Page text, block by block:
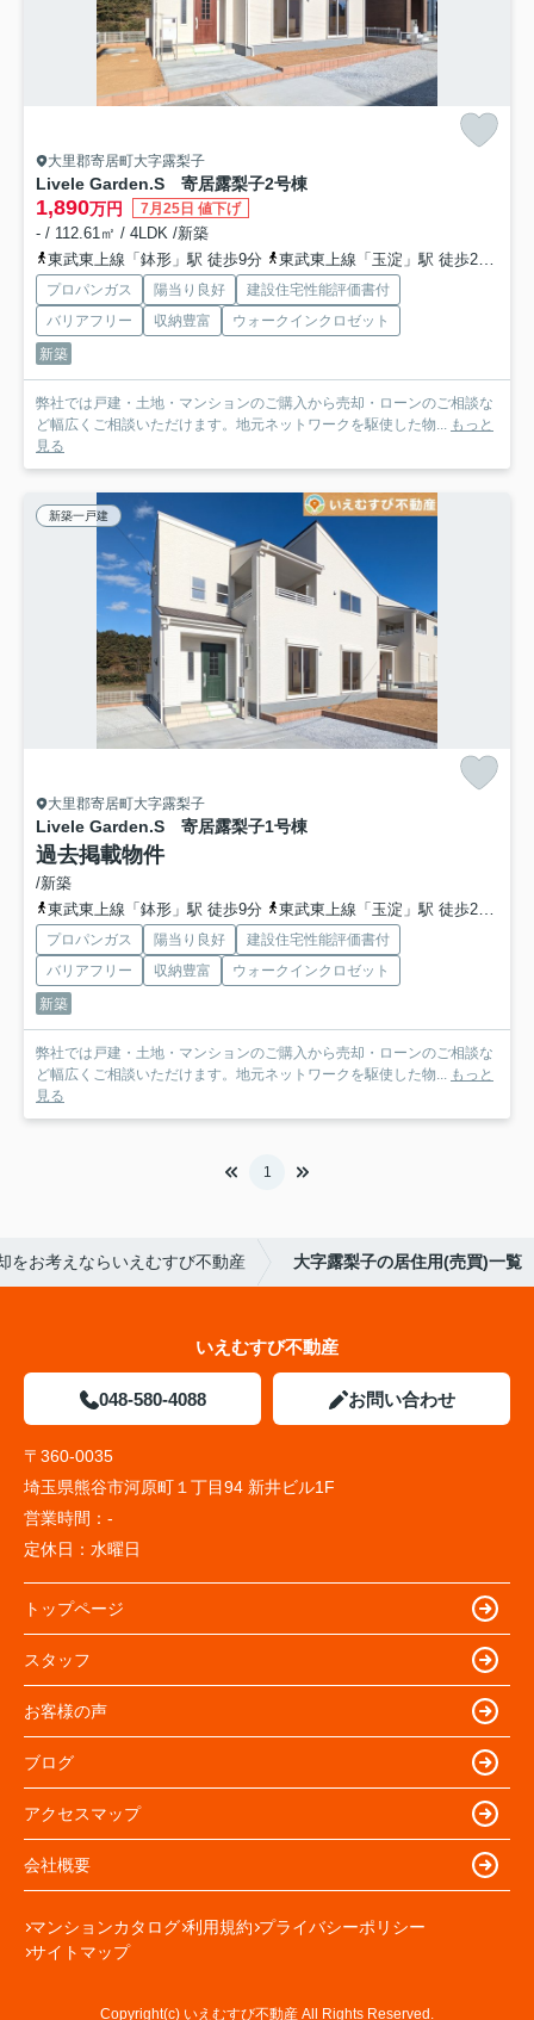
大里郡寄居町大字露梨子
Livele Garden.S 寄居露梨子2号棟
1,890万円 7月25日 値下げ
- / 112.61㎡ / 4LDK /新築
東武東上線「鉢形」駅 徒歩9分
東武東上線「玉淀」駅 徒歩27分
プロパンガス 陽当り良好
建設住宅性能評価書付
バリアフリー
収納豊富
ウォークインクロゼット
新築
弊社では戸建・土地・マンションのご購入から売却・ローンのご相談な
ど幅広くご相談いただけます。地元ネットワークを駆使した物... もっと
見る
新築一戸建
大里郡寄居町大字露梨子
Livele Garden.S 寄居露梨子1号棟
過去掲載物件
/新築
東武東上線「鉢形」駅 徒歩9分
東武東上線「玉淀」駅 徒歩27分
プロパンガス 陽当り良好
建設住宅性能評価書付
バリアフリー
収納豊富
ウォークインクロゼット
新築
弊社では戸建・土地・マンションのご購入から売却・ローンのご相談な
ど幅広くご相談いただけます。地元ネットワークを駆使した物... もっと
見る
1
をお考えならいえむすび不動産 大字露梨子の居住用(売買)一覧
いえむすび不動産
048-580-4088 お問い合わせ
〒360-0035
埼玉県熊谷市河原町１丁目94 新井ビル1F
営業時間： -
定休日： 水曜日
トップページ
スタッフ
お客様の声
ブログ
アクセスマップ
会社概要
マンションカタログ 利用規約 プライバシーポリシー
サイトマップ
Copyright(c) いえむすび不動産 All Rights Reserved.